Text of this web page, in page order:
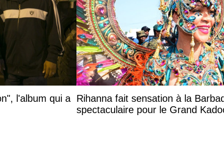
l'album qui a Rihanna fait sensation à la
spectaculaire pour le Grand